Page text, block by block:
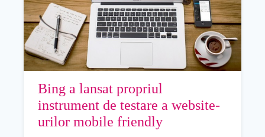
Bing a lansat propriul
instrument de testare a website-
urilor mobile friendly